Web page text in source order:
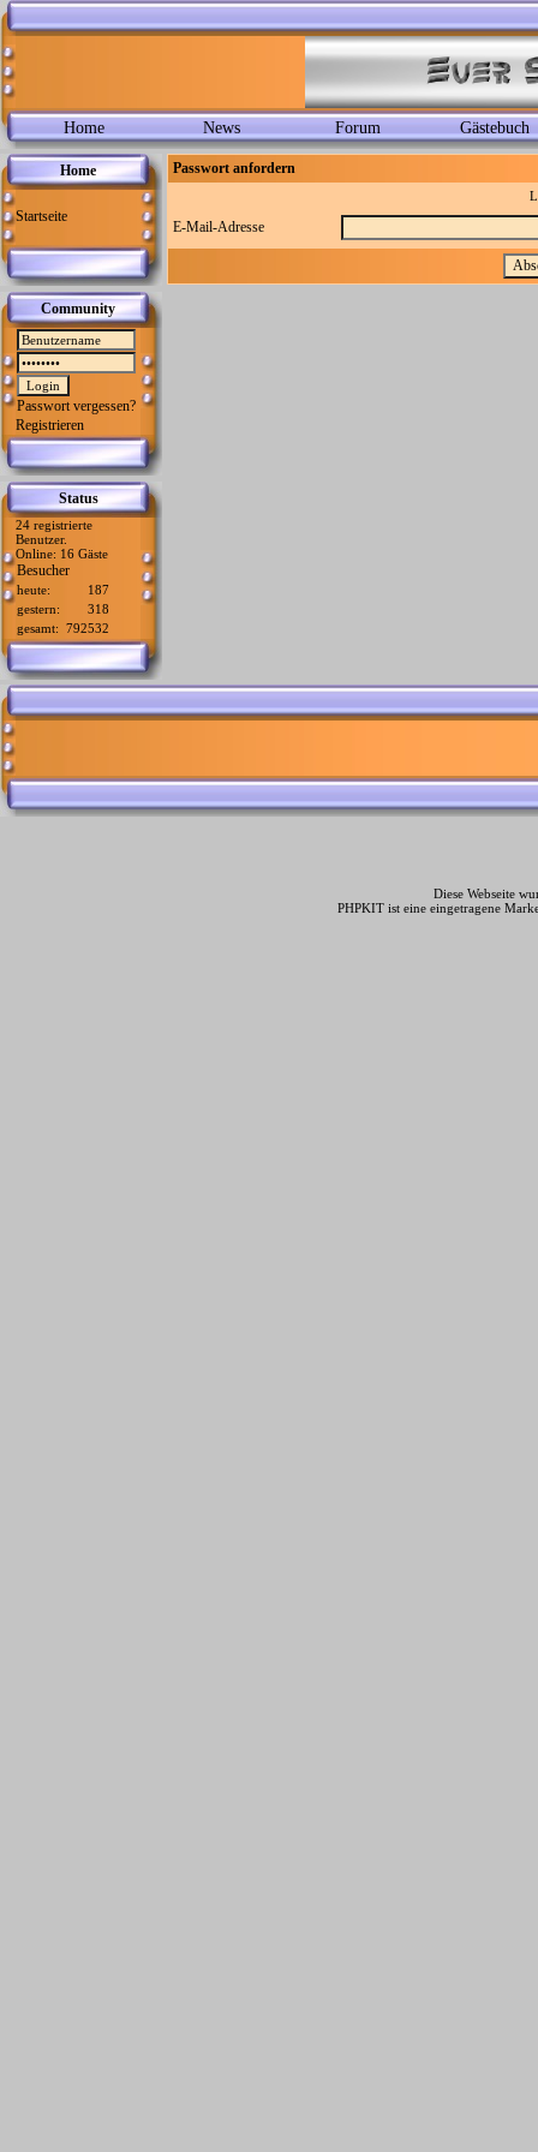
Home News Forum Gästebuch
Home
Startseite
Community
Passwort vergessen?
Registrieren
Status
24 registrierte
Benutzer.
Online: 16 Gäste
Besucher
heute:
187
gestern:
318
gesamt: 792532
Passwort anfordern
E-Mail-Adresse
Diese Webseite
PHPKIT ist eine eingetragene